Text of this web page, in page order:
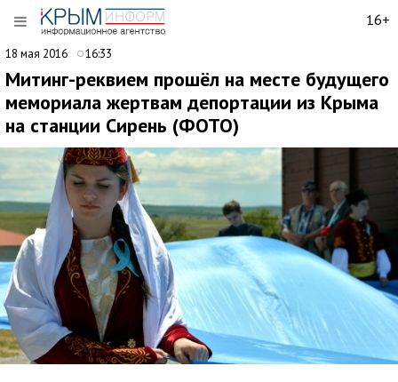
16+
18 мая 2016 16:33
Митинг-реквием прошёл на месте будущего
мемориала жертвам депортации из Крыма
на станции Сирень (ФОТО)